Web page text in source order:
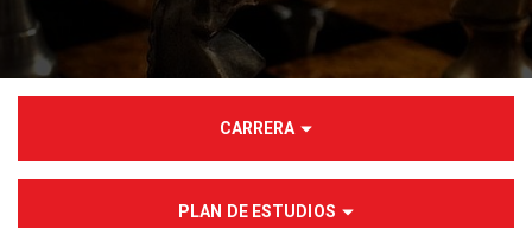
CARRERA
PLAN DE ESTUDIOS